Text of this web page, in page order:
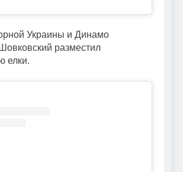
Украины и Динамо
разместил
елки.